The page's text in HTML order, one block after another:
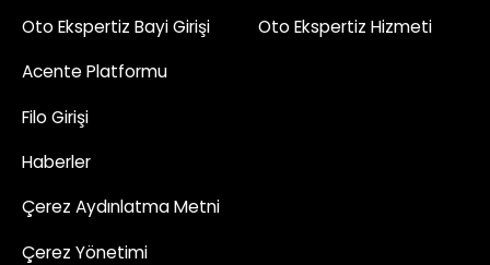
Oto Ekspertiz Bayi Girişi
Acente Platformu
Filo Girişi
Haberler
Çerez Aydınlatma Metni
Çerez Yönetimi
Oto Ekspertiz Hizmeti